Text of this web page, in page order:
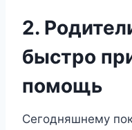
2.
быстро
помощь
Сегодняшнему